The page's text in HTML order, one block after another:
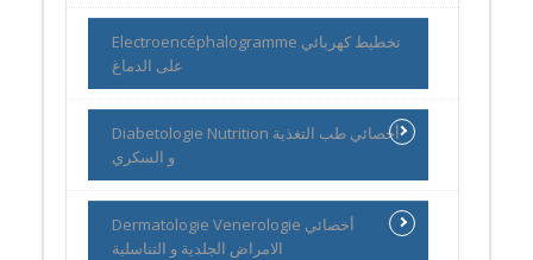
Electroencéphalogramme تخطيط كهربائي
على الدماغ
Diabetologie Nutrition أخصائي طب التغذية
و السكري
Dermatologie Venerologie أخصائي
الامراض الجلدية و التناسلية